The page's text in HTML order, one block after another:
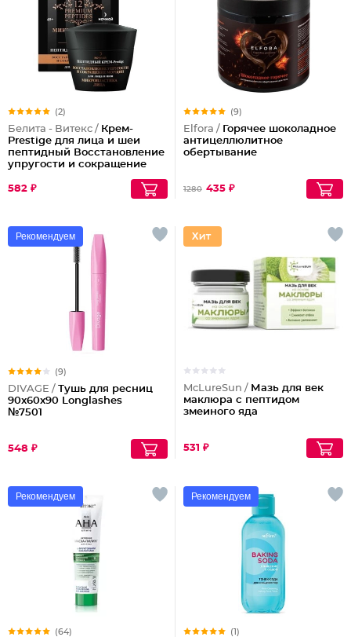
(2)
Белита - Витекс / Крем-
Prestige для лица и шеи
пептидный Восстановление
упругости и сокращение
582 ₽
(9)
Elfora / Горячее шоколадное
антицеллюлитное
обертывание
1280 435 ₽
Рекомендуем
(9)
DIVAGE / Тушь для ресниц
90x60x90 Longlashes
№7501
548 ₽
McLureSun / Мазь для век
маклюра с пептидом
змеиного яда
531 ₽
Рекомендуем
(64)
Рекомендуем
(1)